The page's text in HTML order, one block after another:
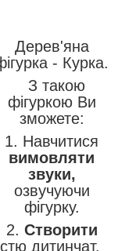
Дерев'яна
- Курка.
З такою
фігуркою Ви
зможете:
1. Навчитися
вимовляти
звуки,
озвучуючи
фігурку.
2. Створити
дитинчат.